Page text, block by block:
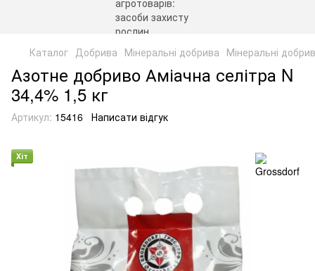
Каталог Добрива Мінеральні добрива Мінеральні
Азотне добриво Аміачна селітра N
34,4% 1,5 кг
Артикул: 15416 Написати відгук
Хіт